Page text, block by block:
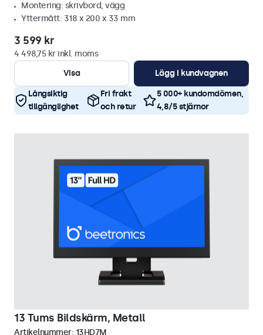
Montering: skrivbord, vägg
Yttermått: 318 x 200 x 33 mm
3 599 kr
4 498,75 kr inkl. moms
Visa
Lägg i kundvagnen
Långsiktig
tillgänglighet
Fri frakt
och retur
5 000+ kundomdömen,
4,8/5 stjärnor
13 Tums Bildskärm, Metall
Artikelnummer: 13HD7M